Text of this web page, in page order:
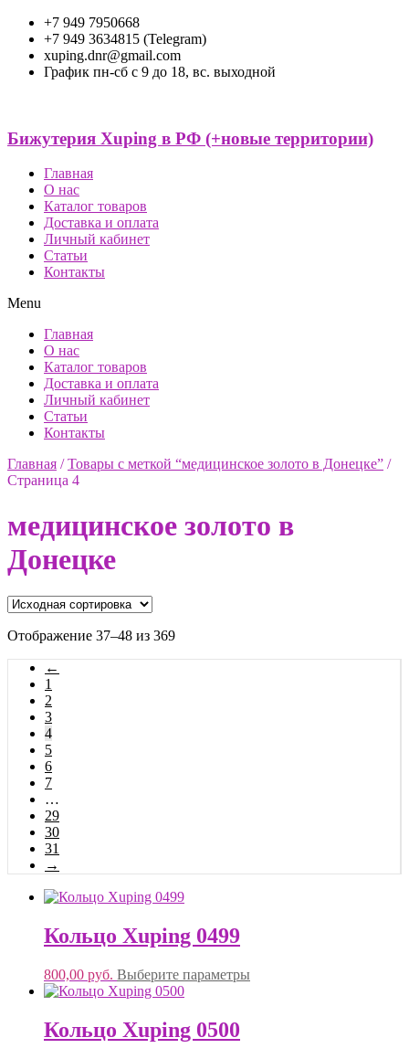
+7 949 7950668
+7 949 3634815 (Telegram)
xuping.dnr@gmail.com
График пн-сб с 9 до 18, вс. выходной
Бижутерия Xuping в РФ (+новые территории)
Главная
О нас
Каталог товаров
Доставка и оплата
Личный кабинет
Статьи
Контакты
Menu
Главная
О нас
Каталог товаров
Доставка и оплата
Личный кабинет
Статьи
Контакты
Главная /Товары с меткой “медицинское золото в Донецке” /
Страница 4
медицинское золото в
Донецке
Отображение 37–48 из 369
←
1
2
3
4
5
6
7
…
29
30
31
→
Кольцо Xuping 0499
800,00 руб. Выберите параметры
Кольцо Xuping 0500